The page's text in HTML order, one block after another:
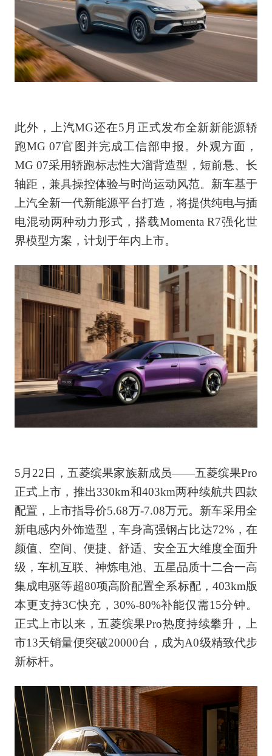
此外，上汽MG还在5月正式发布全新新能源轿
跑MG 07官图并完成工信部申报。外观方面，
MG 07采用轿跑标志性大溜背造型，短前悬、长
轴距，兼具操控体验与时尚运动风范。新车基于
上汽全新一代新能源平台打造，将提供纯电与插
电混动两种动力形式，搭载Momenta R7强化世
界模型方案，计划于年内上市。
5月22日，五菱缤果家族新成员——五菱缤果Pro
正式上市，推出330km和403km两种续航共四款
配置，上市指导价5.68万-7.08万元。新车采用全
新电感内外饰造型，车身高强钢占比达72%，在
颜值、空间、便捷、舒适、安全五大维度全面升
级，车机互联、神炼电池、五星品质十二合一高
集成电驱等超80项高阶配置全系标配，403km版
本更支持3C快充，30%-80%补能仅需15分钟。
正式上市以来，五菱缤果Pro热度持续攀升，上
市13天销量便突破20000台，成为A0级精致代步
新标杆。